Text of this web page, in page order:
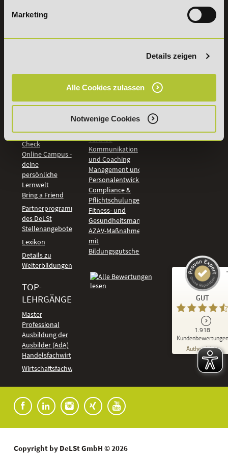
Marketing
Details zeigen
Alle Cookies zulassen
Notwenige Cookies
PreisFAIRsprechen
Fördermöglichkeiten
Aufstiegs-BAföG
Check
Online Campus -
deine
persönliche
Lernwelt
Bring a Friend
Partnerprogramm
des DeLSt
Stellenangebote
Lexikon
Details zu
Weiterbildungen
TOP-
LEHRGÄNGE
Master
Professional
Ausbildung der
Ausbilder (AdA)
Handelsfachwirt
Wirtschaftsfachwirt
Bildung &
Künstliche
Intelligenz
Vertrieb
Kommunikation
und Coaching
Management und
Personalentwicklung
Compliance &
Pflichtschulungen
Fitness- und
Gesundheitsmanagement
AZAV-Maßnahmen
mit
Bildungsgutschein
GUT
1.918
Kundenbewertungen
Authentizität
Kundenbewertungen und Erfahrungen zu
DeLSt - Deutsches eLearning Studieninstitut
92
%
Empfehlungen auf
ProvenExpert.com
anderen Quellen
Copyright by DeLSt GmbH © 2026